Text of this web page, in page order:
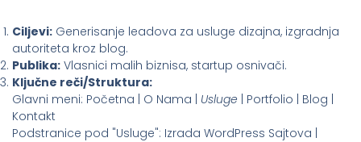
Ciljevi: Generisanje leadova za usluge dizajna, izgradnja
autoriteta kroz blog.
Publika: Vlasnici malih biznisa, startup osnivači.
Ključne reči/Struktura:
Glavni meni: Početna | O Nama | Usluge | Portfolio | Blog |
Kontakt
Podstranice pod "Usluge": Izrada WordPress Sajtova |